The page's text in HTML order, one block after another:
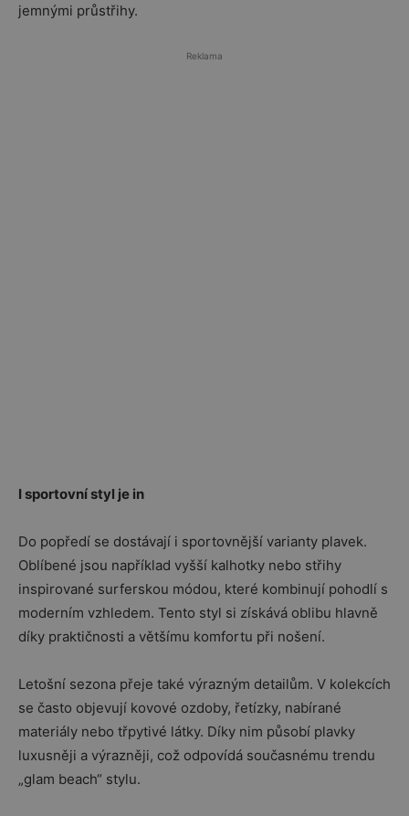
jemnými průstřihy.
Reklama
I sportovní styl je in
Do popředí se dostávají i sportovnější varianty plavek.
Oblíbené jsou například vyšší kalhotky nebo střihy
inspirované surferskou módou, které kombinují pohodlí s
moderním vzhledem. Tento styl si získává oblibu hlavně
díky praktičnosti a většímu komfortu při nošení.
Letošní sezona přeje také výrazným detailům. V kolekcích
se často objevují kovové ozdoby, řetízky, nabírané
materiály nebo třpytivé látky. Díky nim působí plavky
luxusněji a výrazněji, což odpovídá současnému trendu
„glam beach“ stylu.